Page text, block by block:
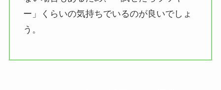
ー」くらいの気持ちでいるのが良いでしょ
う。